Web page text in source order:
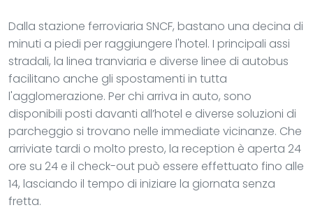
Dalla stazione ferroviaria SNCF, bastano una decina di
minuti a piedi per raggiungere l'hotel. I principali assi
stradali, la linea tranviaria e diverse linee di autobus
facilitano anche gli spostamenti in tutta
l'agglomerazione. Per chi arriva in auto, sono
disponibili posti davanti all’hotel e diverse soluzioni di
parcheggio si trovano nelle immediate vicinanze. Che
arriviate tardi o molto presto, la reception è aperta 24
ore su 24 e il check-out può essere effettuato fino alle
14, lasciando il tempo di iniziare la giornata senza
fretta.